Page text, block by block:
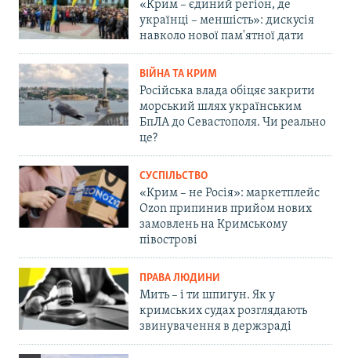
«Крим – єдиний регіон, де
українці – меншість»: дискусія
навколо нової пам'ятної дати
ВІЙНА ТА КРИМ
Російська влада обіцяє закрити
морський шлях українським
БпЛА до Севастополя. Чи реально
це?
СУСПІЛЬСТВО
«Крим – не Росія»: маркетплейс
Ozon припинив прийом нових
замовлень на Кримському
півострові
ПРАВА ЛЮДИНИ
Мить – і ти шпигун. Як у
кримських судах розглядають
звинувачення в держзраді